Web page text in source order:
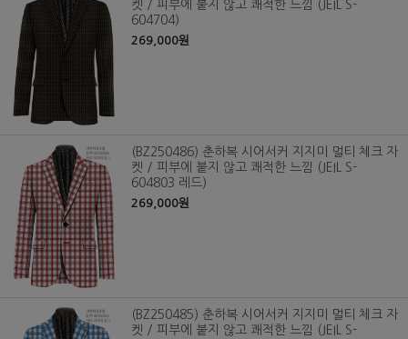
켓 / 피부에 붙지 않고 쾌적한 느낌 (JEIL S-
604704)
269,000원
(BZ250486) 춘하복 시어서커 지지미 멀티 체크 자
켓 / 피부에 붙지 않고 쾌적한 느낌 (JEIL S-
604803 레드)
269,000원
(BZ250485) 춘하복 시어서커 지지미 멀티 체크 자
켓 / 피부에 붙지 않고 쾌적한 느낌 (JEIL S-